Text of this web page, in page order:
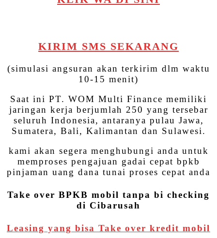
KIRIM SMS SEKARANG
(simulasi angsuran akan terkirim dlm waktu
10-15 menit)
Saat ini PT. WOM Multi Finance memiliki
jaringan kerja berjumlah 250 yang tersebar
seluruh Indonesia, antaranya pulau Jawa,
Sumatera, Bali, Kalimantan dan Sulawesi.
kami akan segera menghubungi anda untuk
memproses pengajuan gadai cepat bpkb
pinjaman uang dana tunai proses cepat anda
Take over BPKB mobil tanpa bi checking
di Cibarusah
Leasing yang bisa Take over kredit mobil